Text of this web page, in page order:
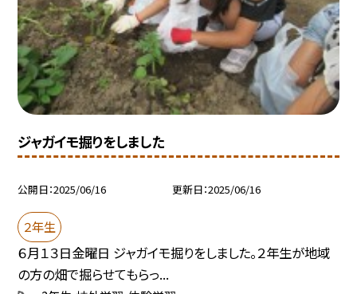
ジャガイモ掘りをしました
公開日 2025/06/16 更新日 2025/06/16
２年生
６月１３日金曜日 ジャガイモ掘りをしました。２年生が地域
の方の畑で掘らせてもらっ...